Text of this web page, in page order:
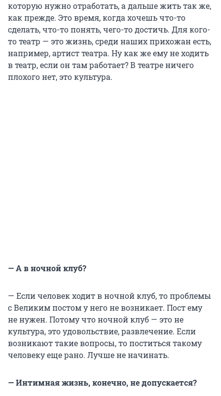
которую нужно отработать, а дальше жить так же,
как прежде. Это время, когда хочешь что-то
сделать, что-то понять, чего-то достичь. Для кого-
то театр — это жизнь, среди наших прихожан есть,
например, артист театра. Ну как же ему не ходить
в театр, если он там работает? В театре ничего
плохого нет, это культура.
— А в ночной клуб?
— Если человек ходит в ночной клуб, то проблемы
с Великим постом у него не возникает. Пост ему
не нужен. Потому что ночной клуб — это не
культура, это удовольствие, развлечение. Если
возникают такие вопросы, то поститься такому
человеку еще рано. Лучше не начинать.
— Интимная жизнь, конечно, не допускается?